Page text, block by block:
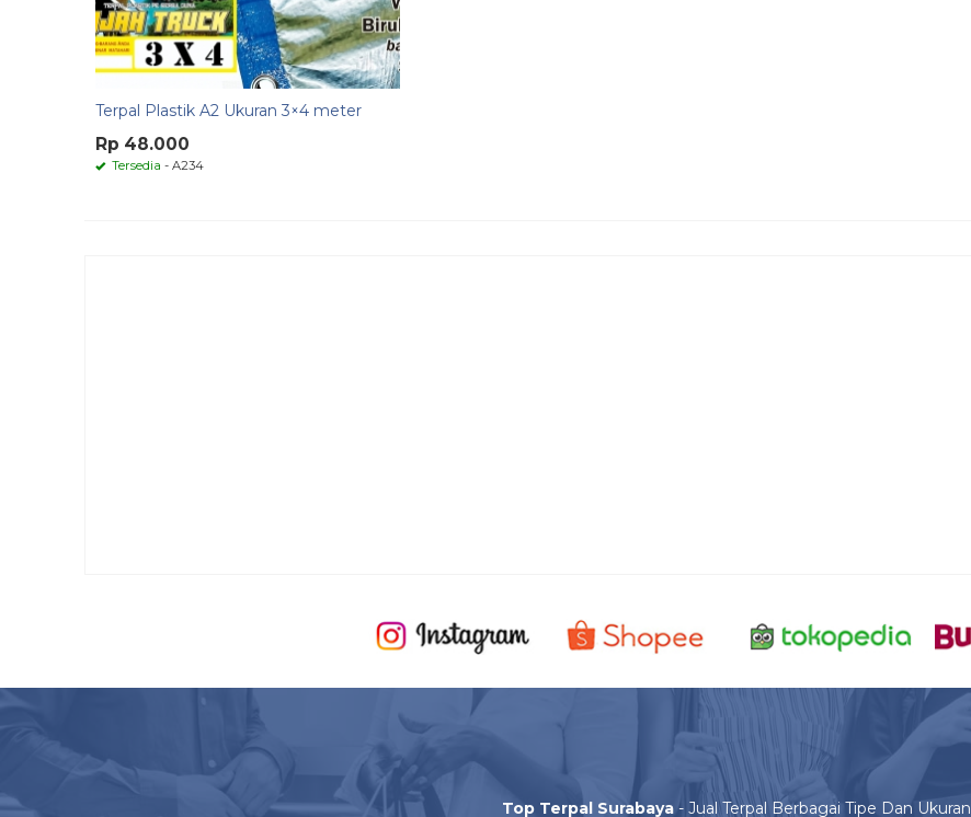
Terpal Plastik A2 Ukuran 3×4 meter
Rp 48.000
Tersedia - A234
Top Terpal Surabaya- Jual Terpal Berbagai Tipe Dan Ukuran